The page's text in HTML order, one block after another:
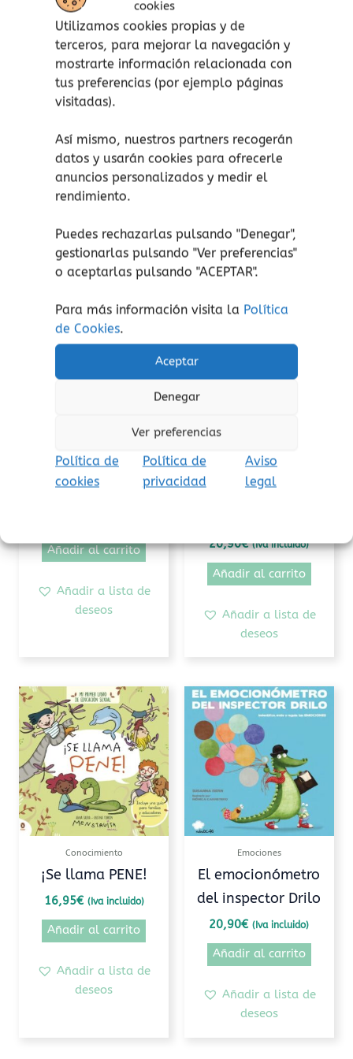
cookies
Utilizamos cookies propias y de
terceros, para mejorar la navegación y
mostrarte información relacionada con
tus preferencias (por ejemplo páginas
visitadas).
Así mismo, nuestros partners recogerán
datos y usarán cookies para ofrecerle
anuncios personalizados y medir el
rendimiento.
Puedes rechazarlas pulsando "Denegar",
gestionarlas pulsando "Ver preferencias"
o aceptarlas pulsando "ACEPTAR".
Para más información visita la Política
de Cookies.
Aceptar
Denegar
Ver preferencias
Política de
cookies
Política de
privacidad
Aviso
legal
¡Ah! Y por supuesto, también se incluye una
canción para nuestro gran investigador, el
Inspector Drilo. ¡Y otra para el
Emocionómetro!.
Nuevos personajes de Forestville y actividades
de observación para identificar las emociones.
Lee aquí las primeras páginas.
Añadir al carrito
Añadir a lista de
deseos
Los casos del
20,90€ (Iva incluido)
Añadir al carrito
Añadir a lista de
deseos
Conocimiento
¡Se llama PENE!
16,95€ (Iva incluido)
Añadir al carrito
Añadir a lista de
deseos
Emociones
El emocionómetro
del inspector Drilo
20,90€ (Iva incluido)
Añadir al carrito
Añadir a lista de
deseos